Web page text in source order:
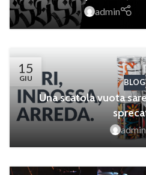
admin
15
GIU BLOG
Una scatola vuota
admin